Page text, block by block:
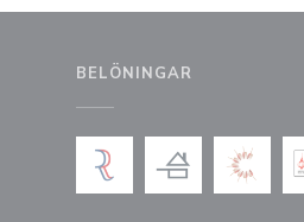
fönster))
BELÖNINGAR